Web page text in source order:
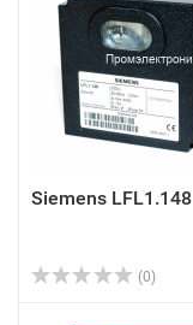
Siemens LFL1.148
(0)